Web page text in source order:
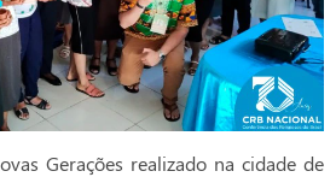
Gerações realizado na cidade de